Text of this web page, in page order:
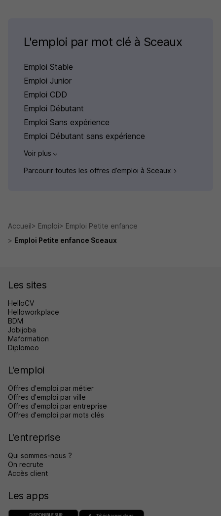
L'emploi par mot clé à Sceaux
Emploi Stable
Emploi Junior
Emploi CDD
Emploi Débutant
Emploi Sans expérience
Emploi Débutant sans expérience
Voir plus
Parcourir toutes les offres d’emploi à Sceaux
Accueil Emploi
Emploi Petite enfance
Emploi Petite enfance Sceaux
Les sites
HelloCV
Helloworkplace
BDM
Jobijoba
Maformation
Diplomeo
L'emploi
Offres d'emploi par métier
Offres d'emploi par ville
Offres d'emploi par entreprise
Offres d'emploi par mots clés
L'entreprise
Qui sommes-nous ?
On recrute
Accès client
Les apps